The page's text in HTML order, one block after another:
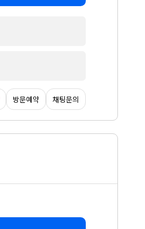
방문예약 채팅문의